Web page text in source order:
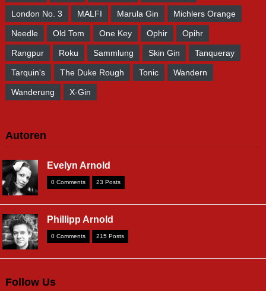
London No. 3 MALFI Marula Gin Michlers Orange
Needle Old Tom One Key Ophir Opihr
Rangpur Roku Sammlung Skin Gin Tanqueray
Tarquin's The Duke Rough Tonic Wandern
Wanderung X-Gin
Autoren
Evelyn Arnold
0 Comments 23 Posts
Phillipp Arnold
0 Comments 215 Posts
Follow Us